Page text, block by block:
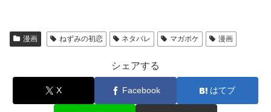
漫画 ねずみの初恋 ネタバレ マガポケ 漫画
シェアする
X Facebook はてブ